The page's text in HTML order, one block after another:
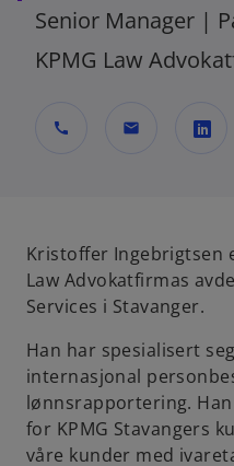
Senior Manager |
KPMG Law
call mail
n
s
i
a
n
e
w
Kristoffer Ingebrigtsen
Law Advokatfirmas
Services i Stavanger.
Han har spesialisert
internasjonal
lønnsrapportering.
for KPMG Stavangers
våre kunder med